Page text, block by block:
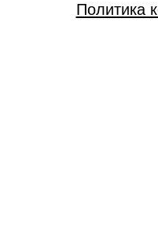
Политика